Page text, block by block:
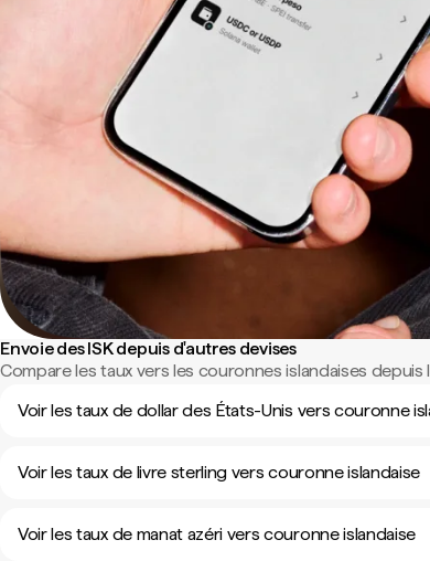
Envoie des ISK depuis d'autres devises
Compare les taux vers les couronnes islandaises depuis
Voir les taux de dollar des États-Unis vers couronne
Voir les taux de livre sterling vers couronne islandaise
Voir les taux de manat azéri vers couronne islandaise